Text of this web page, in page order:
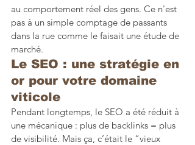
au comportement réel des gens. Ce n'est
pas à un simple comptage de passants
dans la rue comme le faisait une étude de
marché.
Le SEO : une stratégie en
or pour votre domaine
viticole
Pendant longtemps, le SEO a été réduit à
une mécanique : plus de backlinks = plus
de visibilité. Mais ça, c’était le “vieux